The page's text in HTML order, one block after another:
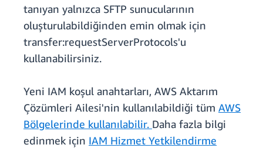
tanıyan yalnızca SFTP sunucularının
oluşturulabildiğinden emin olmak için
transfer:requestServerProtocols'u
kullanabilirsiniz.
Yeni IAM koşul anahtarları, AWS Aktarım
Çözümleri Ailesi'nin kullanılabildiği tüm AWS
Bölgelerinde kullanılabilir. Daha fazla bilgi
edinmek için IAM Hizmet Yetkilendirme